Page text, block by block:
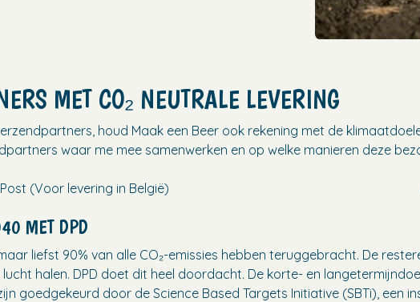
MET CO₂ NEUTRALE LEVERING
houd Maak een Beer ook rekening met de
waar me mee samenwerken en op welke manieren deze
(Voor levering in België)
MET DPD
liefst 90% van alle CO₂-emissies hebben teruggebracht. De
halen. DPD doet dit heel doordacht. De korte- en
goedgekeurd door de Science Based Targets Initiative (SBTi), een